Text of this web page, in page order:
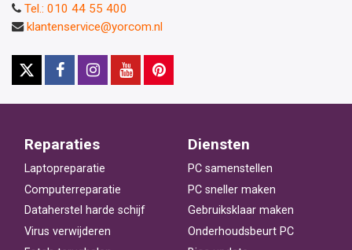
Tel.: 010 44 55 400
klantenservice@yorcom.nl
Reparaties
Laptopreparatie
Computerreparatie
Dataherstel harde schijf
Virus verwijderen
Diensten
PC samenstellen
PC sneller maken
Gebruiksklaar maken
Onderhoudsbeurt PC